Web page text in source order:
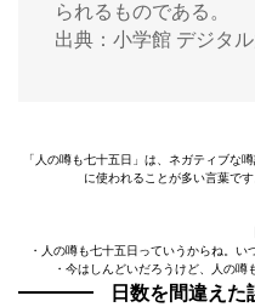
られるものである。
出典：小学館 デジタ
「人の噂も七十五日」は、ネガティブな
に使われることが多い言葉で
・人の噂も七十五日っていうからね。
・今はしんどいだろうけど、人の
日数を間違えた